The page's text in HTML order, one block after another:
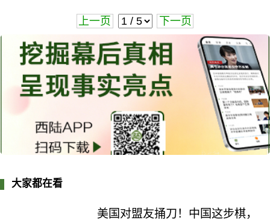
上一页 下一页
大家都在看
美国对盟友捅刀！中国这步棋，